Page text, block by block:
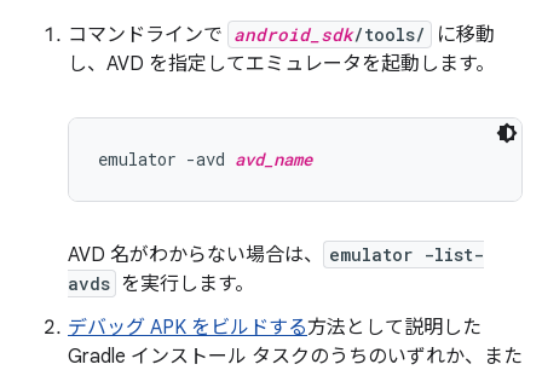
コマンドラインで android_sdk/tools/
に移動
し、AVD を指定してエミュレータを起動します。
emulator -avd avd_name
AVD 名がわからない場合は、
emulator -list-
avds を実行します。
デバッグ APK をビルドする方法として説明した
Gradle インストール タスクのうちのいずれか、また